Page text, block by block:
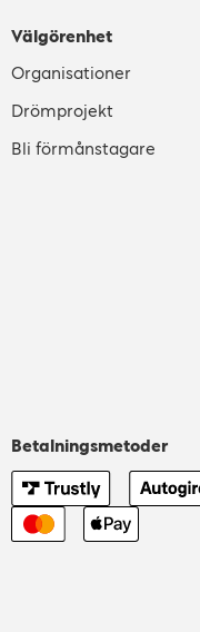
Välgörenhet
Organisationer
Drömprojekt
Bli förmånstagare
Betalningsmetoder